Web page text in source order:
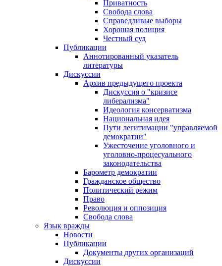
Приватность
Свобода слова
Справедливые выборы
Хорошая полиция
Честный суд
Публикации
Аннотированный указатель
литературы
Дискуссии
Архив предыдущего проекта
Дискуссия о "кризисе
либерализма"
Идеология консерватизма
Национальная идея
Пути легитимации "управляемой
демократии"
Ужесточение уголовного и
уголовно-процесуального
законодательства
Барометр демократии
Гражданское общество
Политический режим
Право
Революция и оппозиция
Свобода слова
Язык вражды
Новости
Публикации
Документы других организаций
Дискуссии